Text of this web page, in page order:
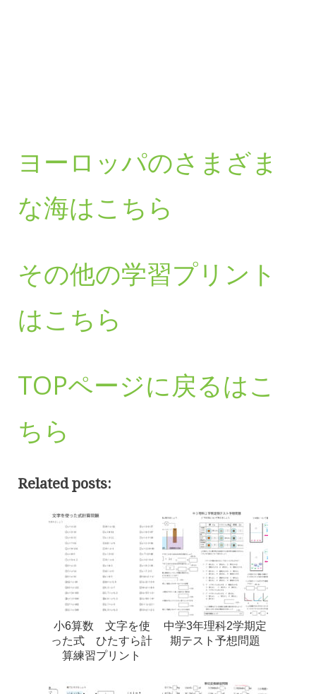
ヨーロッパのさまざま
な海はこちら
その他の学習プリント
はこちら
TOPページに戻るはこ
ちら
Related posts:
小6算数 文字を使
った式 ひたすら計
算練習プリント
中学3年理科2学期定
期テスト予想問題